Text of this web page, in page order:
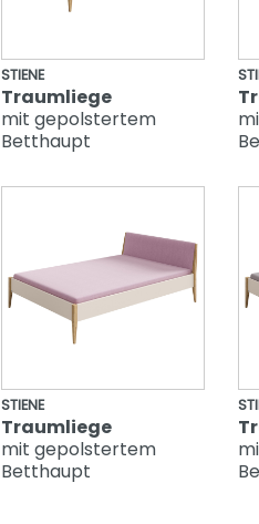
STIENE
Traumliege
mit gepolstertem
Betthaupt
STIENE
Traumliege
mit gepolstertem
Betthaupt